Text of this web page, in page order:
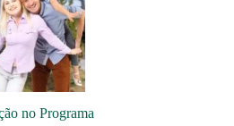
no Programa